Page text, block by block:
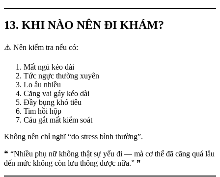
13. KHI NÀO NÊN ĐI KHÁM?
⚠️ Nên kiểm tra nếu có:
Mất ngủ kéo dài
Tức ngực thường xuyên
Lo âu nhiều
Căng vai gáy kéo dài
Đầy bụng khó tiêu
Tim hồi hộp
Cáu gắt mất kiểm soát
Không nên chỉ nghĩ “do stress bình thường”.
❝ “Nhiều phụ nữ không thật sự yếu đi — mà cơ thể đã căng quá lâu
đến mức không còn lưu thông được nữa.” ❞